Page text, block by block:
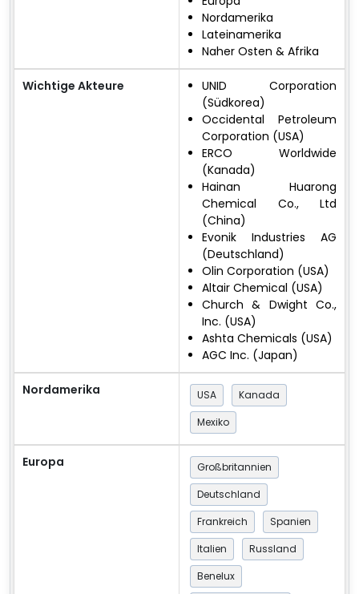
Nordamerika
Lateinamerika
Naher Osten & Afrika
Wichtige Akteure
UNID Corporation
(Südkorea)
Occidental Petroleum
Corporation (USA)
ERCO Worldwide
(Kanada)
Hainan Huarong
Chemical Co., Ltd
(China)
Evonik Industries AG
(Deutschland)
Olin Corporation (USA)
Altair Chemical (USA)
Church & Dwight Co.,
Inc. (USA)
Ashta Chemicals (USA)
AGC Inc. (Japan)
Nordamerika USA
Kanada
Mexiko
Europa
Großbritannien
Deutschland
Frankreich
Spanien
Italien
Russland
Benelux